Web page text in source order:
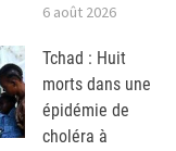
6 août 2026
Tchad : Huit
morts dans une
épidémie de
choléra à